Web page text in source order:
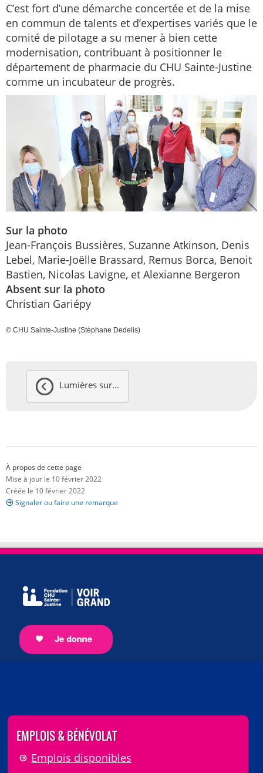
C’est fort d’une démarche concertée et de la mise
en commun de talents et d’expertises variés que le
comité de pilotage a su mener à bien cette
modernisation, contribuant à positionner le
département de pharmacie du CHU Sainte-Justine
comme un incubateur de progrès.
Sur la photo
Jean-François Bussières, Suzanne Atkinson, Denis
Lebel, Marie-Joëlle Brassard, Remus Borca, Benoit
Bastien, Nicolas Lavigne, et Alexianne Bergeron
Absent sur la photo
Christian Gariépy
© CHU Sainte-Justine (Stéphane Dedelis)
Lumières sur...
À propos de cette page
Mise à jour le 10 février 2022
Créée le 10 février 2022
Signaler ou faire une remarque
EMPLOIS & BÉNÉVOLAT
Emplois disponibles